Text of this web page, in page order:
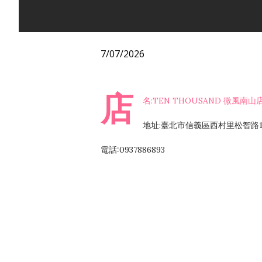
7/07/2026
店 名:TEN THOUSAND 微風南山
地址:臺北市信義區西村里松智路
電話:0937886893